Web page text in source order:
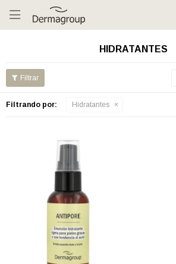

HIDRATANTES
Filtrando por: Hidratantes